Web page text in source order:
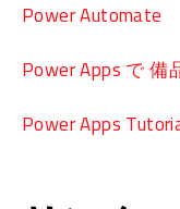
Power Automate
Power Apps で 備
Power Apps